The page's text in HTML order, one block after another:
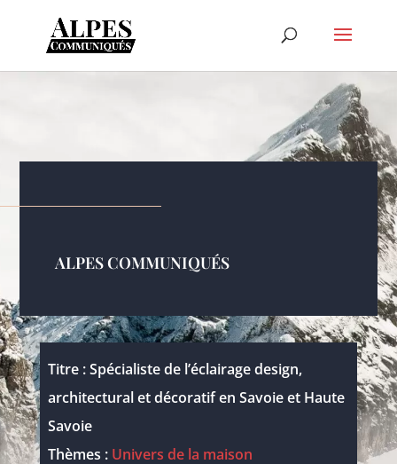
ALPES COMMUNIQUÉS
Titre : Spécialiste de l’éclairage design,
architectural et décoratif en Savoie et Haute
Savoie
Thèmes : Univers de la maison